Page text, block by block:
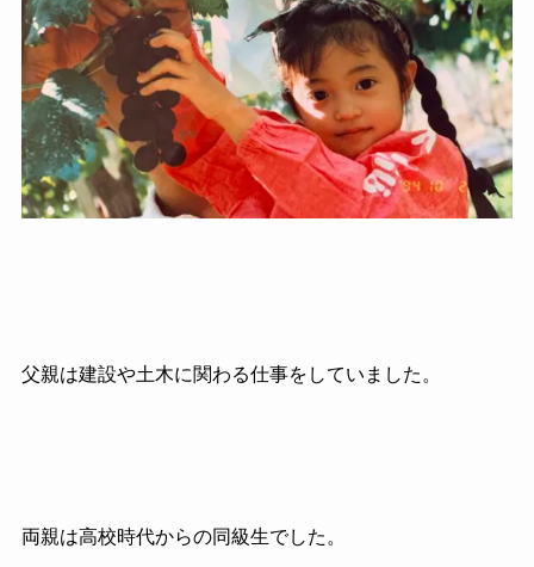
父親は建設や土木に関わる仕事をしていました。
両親は高校時代からの同級生でした。